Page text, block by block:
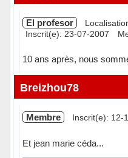
El profesor
Inscrit(e): 23-07-2007
10 ans après, nous
Hors ligne
Breizhou78
Membre Inscrit(e): 12-
Et jean marie céda...